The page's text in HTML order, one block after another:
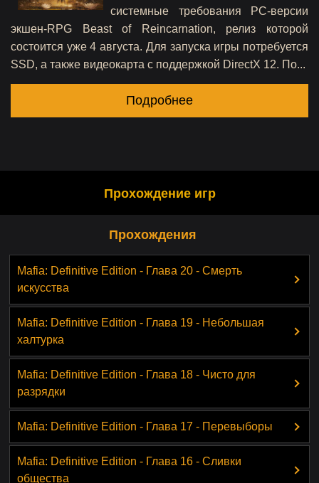
системные требования PC-версии
экшен-RPG Beast of Reincarnation, релиз которой
состоится уже 4 августа. Для запуска игры потребуется
SSD, а также видеокарта с поддержкой DirectX 12. По...
Подробнее
Прохождение игр
Прохождения
Mafia: Definitive Edition - Глава 20 - Смерть
искусства
Mafia: Definitive Edition - Глава 19 - Небольшая
халтурка
Mafia: Definitive Edition - Глава 18 - Чисто для
разрядки
Mafia: Definitive Edition - Глава 17 - Перевыборы
Mafia: Definitive Edition - Глава 16 - Сливки
общества